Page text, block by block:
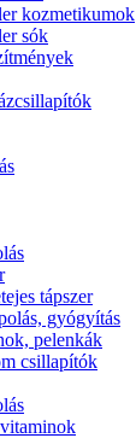
kozmetikumok
sók
tápszer
gyógyítás
pelenkák
csillapítók